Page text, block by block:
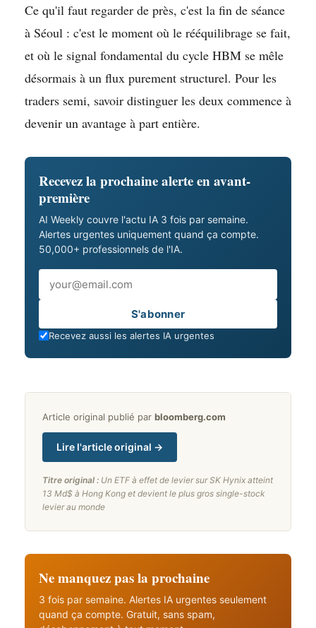
Ce qu'il faut regarder de près, c'est la fin de séance
à Séoul : c'est le moment où le rééquilibrage se fait,
et où le signal fondamental du cycle HBM se mêle
désormais à un flux purement structurel. Pour les
traders semi, savoir distinguer les deux commence à
devenir un avantage à part entière.
Recevez la prochaine alerte en avant-
première
AI Weekly couvre l'actu IA 3 fois par semaine.
Alertes urgentes uniquement quand ça compte.
50,000+ professionnels de l'IA.
S'abonner
Recevez aussi les alertes IA urgentes
Article original publié par bloomberg.com
Lire l'article original →
Titre original : Un ETF à effet de levier sur SK Hynix atteint
13 Md$ à Hong Kong et devient le plus gros single-stock
levier au monde
Ne manquez pas la prochaine
3 fois par semaine. Alertes IA urgentes seulement
quand ça compte. Gratuit, sans spam,